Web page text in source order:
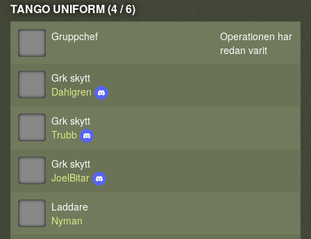
TANGO UNIFORM (4 / 6)
Gruppchef
Operationen har
redan varit
Grk skytt
Dahlgren
Grk skytt
Trubb
Grk skytt
JoelBitar
Laddare
Nyman